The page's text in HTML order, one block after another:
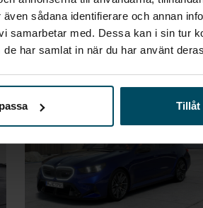
sådana identifierare och annan
samarbetar med. Dessa kan i sin tur
har samlat in när du har använt
Tillåt
Företagsleasing
Exkl. moms
9 081 kr/mån